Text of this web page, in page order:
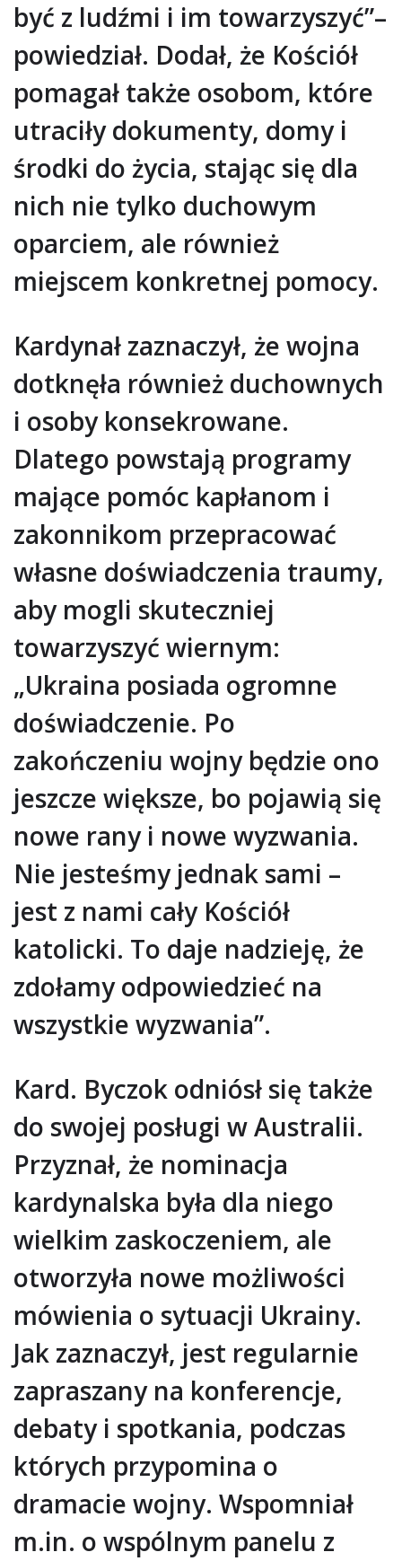
być z ludźmi i im towarzyszyć”–
powiedział. Dodał, że Kościół
pomagał także osobom, które
utraciły dokumenty, domy i
środki do życia, stając się dla
nich nie tylko duchowym
oparciem, ale również
miejscem konkretnej pomocy.
Kardynał zaznaczył, że wojna
dotknęła również duchownych
i osoby konsekrowane.
Dlatego powstają programy
mające pomóc kapłanom i
zakonnikom przepracować
własne doświadczenia traumy,
aby mogli skuteczniej
towarzyszyć wiernym:
„Ukraina posiada ogromne
doświadczenie. Po
zakończeniu wojny będzie ono
jeszcze większe, bo pojawią się
nowe rany i nowe wyzwania.
Nie jesteśmy jednak sami –
jest z nami cały Kościół
katolicki. To daje nadzieję, że
zdołamy odpowiedzieć na
wszystkie wyzwania”.
Kard. Byczok odniósł się także
do swojej posługi w Australii.
Przyznał, że nominacja
kardynalska była dla niego
wielkim zaskoczeniem, ale
otworzyła nowe możliwości
mówienia o sytuacji Ukrainy.
Jak zaznaczył, jest regularnie
zapraszany na konferencje,
debaty i spotkania, podczas
których przypomina o
dramacie wojny. Wspomniał
m.in. o wspólnym panelu z